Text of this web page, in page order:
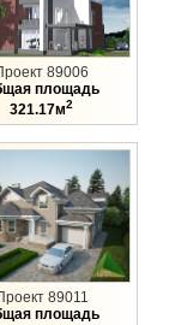
89006
площадь
321.17м2
89011
площадь